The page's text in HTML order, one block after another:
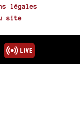
légales
site